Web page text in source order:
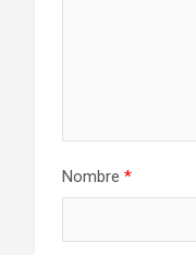
Nombre *